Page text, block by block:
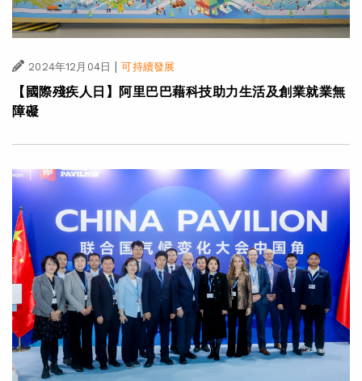
2024年12月04日 | 可持續發展
【國際殘疾人日】阿里巴巴藉科技助力生活及創業就業無
障礙